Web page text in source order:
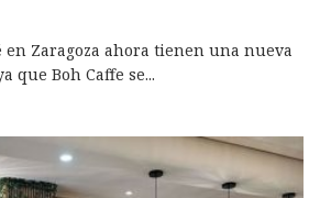
en Zaragoza ahora tienen una nueva
que Boh Caffe se...